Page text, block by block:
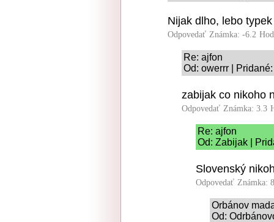
Nijak dlho, lebo
Odpovedať Známka: -6.2
Re: ajfon
Od: owerrr |
zabijak co nikoho
Odpovedať Známka: 3.3
Re: ajfon
Od: Zabijak |
Slovenský
Odpovedať Známka:
Orbánov
Od: